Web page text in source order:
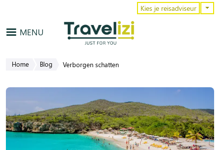
Overslaan en naar de inhoud gaan
MENU
Kies je reisadviseur
Home Blog Verborgen schatten